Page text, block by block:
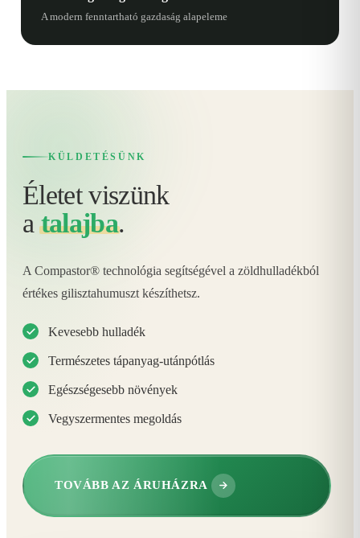
A modern fenntartható gazdaság alapeleme
KÜLDETÉSÜNK
Életet viszünk
atalajba.
A Compastor® technológia segítségével a zöldhulladékból
értékes gilisztahumuszt készíthetsz.
Kevesebb hulladék
Természetes tápanyag-utánpótlás
Egészségesebb növények
Vegyszermentes megoldás
TOVÁBB AZ ÁRUHÁZRA